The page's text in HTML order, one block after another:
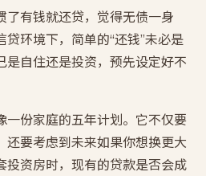
了有钱就还贷，觉得无债一身
环境下，简单的“还钱”未必是
是自住还是投资，预先设定好不
一份家庭的五年计划。它不仅要
还要考虑到未来如果你想换更大
投资房时，现有的贷款是否会成